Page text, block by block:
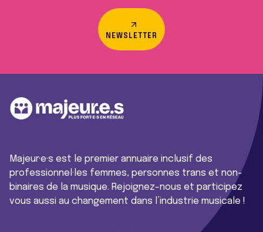
NEWSLETTER
Majeur·e·s est le premier annuaire inclusif des
professionnel·les femmes, personnes trans et non-
binaires de la musique. Rejoignez-nous et participez
vous aussi au changement dans l’industrie musicale !